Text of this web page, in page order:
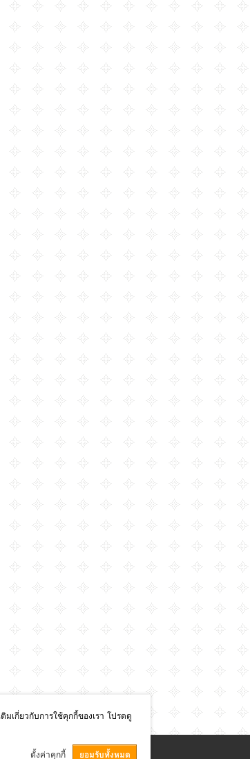
มเกี่ยวกับการใช้คุกกี้ของเรา โปรดดู
ตั้งค่าคุกกี้
ยอมรับทั้งหมด